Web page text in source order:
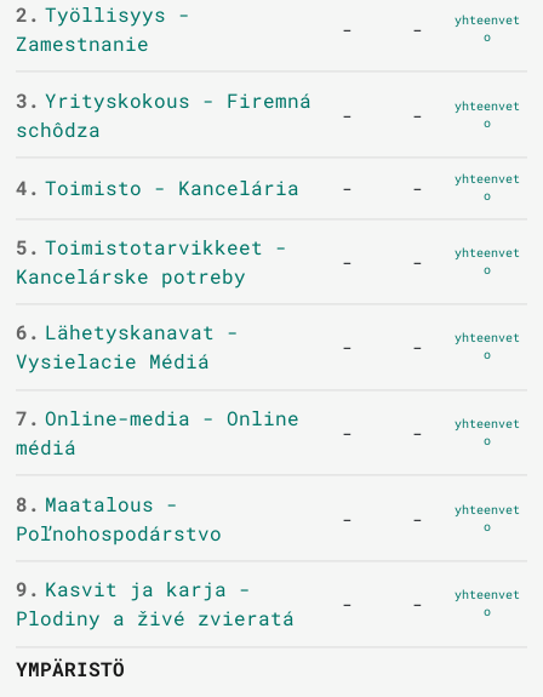
2. Työllisyys -
Zamestnanie
- -
yhteenvet
o
3. Yrityskokous - Firemná
schôdza
- -
yhteenvet
o
4. Toimisto - Kancelária - -
yhteenvet
o
5. Toimistotarvikkeet -
Kancelárske potreby
- -
yhteenvet
o
6. Lähetyskanavat -
Vysielacie Médiá
- -
yhteenvet
o
7. Online-media - Online
médiá
- -
yhteenvet
o
8. Maatalous -
Poľnohospodárstvo
- -
yhteenvet
o
9. Kasvit ja karja -
Plodiny a živé zvieratá
- -
yhteenvet
o
YMPÄRISTÖ